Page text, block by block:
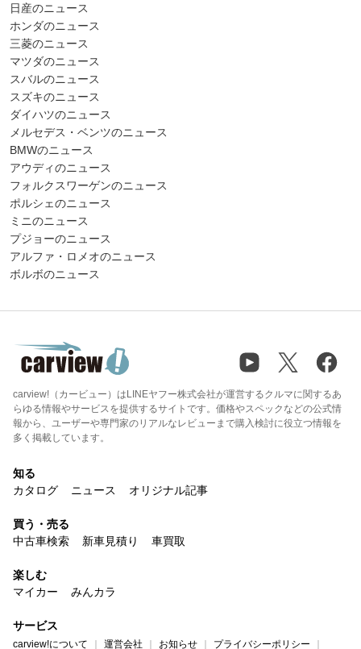
日産のニュース
ホンダのニュース
三菱のニュース
マツダのニュース
スバルのニュース
スズキのニュース
ダイハツのニュース
メルセデス・ベンツのニュース
BMWのニュース
アウディのニュース
フォルクスワーゲンのニュース
ポルシェのニュース
ミニのニュース
プジョーのニュース
アルファ・ロメオのニュース
ボルボのニュース
carview!（カービュー）はLINEヤフー株式会社が運営するクルマに関するあ
らゆる情報やサービスを提供するサイトです。価格やスペックなどの公式情
報から、ユーザーや専門家のリアルなレビューまで購入検討に役立つ情報を
多く掲載しています。
知る
カタログ
ニュース オリジナル記事
買う・売る
中古車検索
新車見積り 車買取
楽しむ
マイカー
みんカラ
サービス
carview!について 運営会社 お知らせ プライバシーポリシー